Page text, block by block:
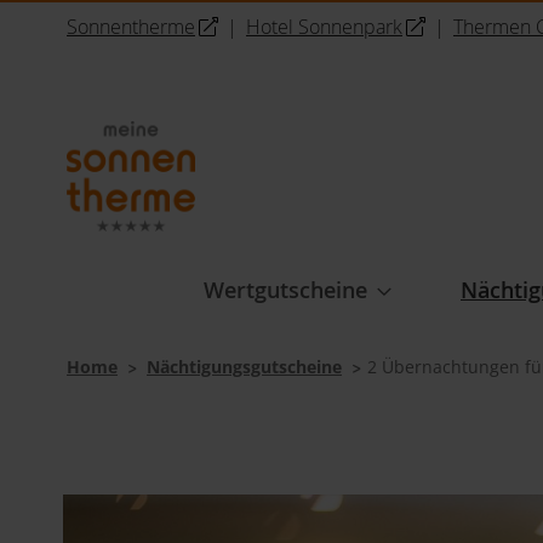
Sonnentherme | Hotel Sonnenpark | Thermen
Inhalt
Wertgutscheine
Home Nächtigungsgutscheine 2 Übernachtungen
Zum